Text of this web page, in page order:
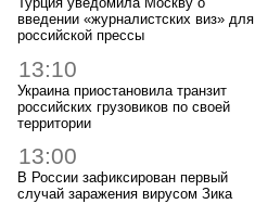
введении «журналистских виз» для
российской прессы
13:10
Украина приостановила транзит
российских грузовиков по своей
территории
13:00
В России зафиксирован первый
случай заражения вирусом Зика